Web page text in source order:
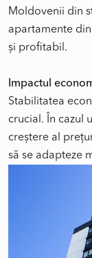
Moldovenii din
apartamente
și profitabil.
Impactul
Stabilitatea
crucial. În cazul
creștere al
să se adapteze